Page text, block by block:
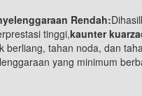
Rendah:
tinggi,kaunter kuarza
berliang, tahan noda, dan
yang minimum